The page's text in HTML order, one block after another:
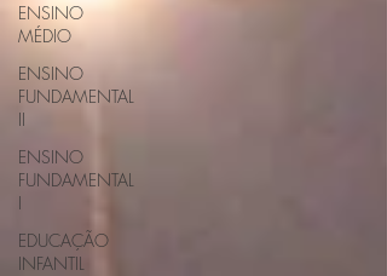
ENSINO
MÉDIO
ENSINO
FUNDAMENTAL
II
ENSINO
FUNDAMENTAL
I
EDUCAÇÃO
INFANTIL